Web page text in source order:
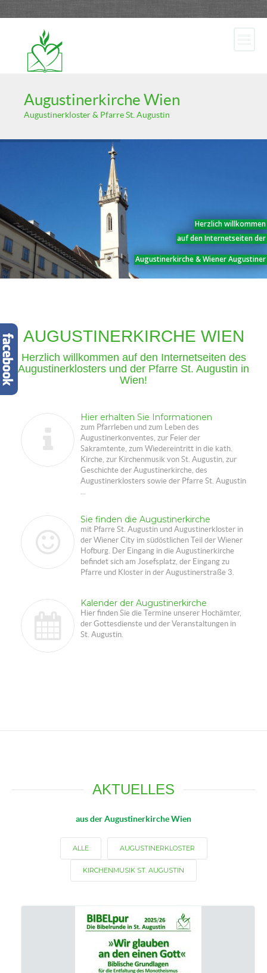
Augustinerkirche Wien
Augustinerkloster & Pfarre St. Augustin
Herzlich willkommen
auf den Internetseiten der
Augustinerkirche & Wiener Augustiner
AUGUSTINERKIRCHE WIEN
Herzlich willkommen auf den Internetseiten des
Augustinerklosters und der Pfarre St. Augustin in
Wien!
Hier erhalten Sie Informationen
zum Pfarrleben und zum Leben des
Augustinerkonventes, zur Feier der
Sakramtente, zum Wiedereintritt in die kath.
Kirche, zur Kirchenmusik von St. Augustin, zur
Geschichte der Augustinerkirche, des
Augustinerklosters sowie der Pfarre St. Augustin
...
Sie finden die Augustinerkirche
mit Pfarre St. Augustin und Augustinerkloster in
der Wiener City im südöstlichen Teil der Wiener
Hofburg. Der Eingang in die Augustinerkirche
befindet sich am Josefsplatz, der Eingang zu
Pfarre und Kloster in der Augustinerstraße 3.
Kalender der Augustinerkirche
Hier finden Sie die Termine unserer Hochämter,
der Gottesdienste und der Veranstaltungen in
St. Augustin.
AKTUELLES
aus der Augustinerkirche Wien
ALLE AUGUSTINERKLOSTER
KIRCHENMUSIK ST. AUGUSTIN